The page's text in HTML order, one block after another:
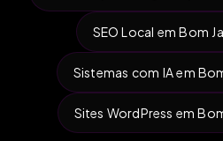
SEO Local em Bom
Sistemas com IA em
Sites WordPress em